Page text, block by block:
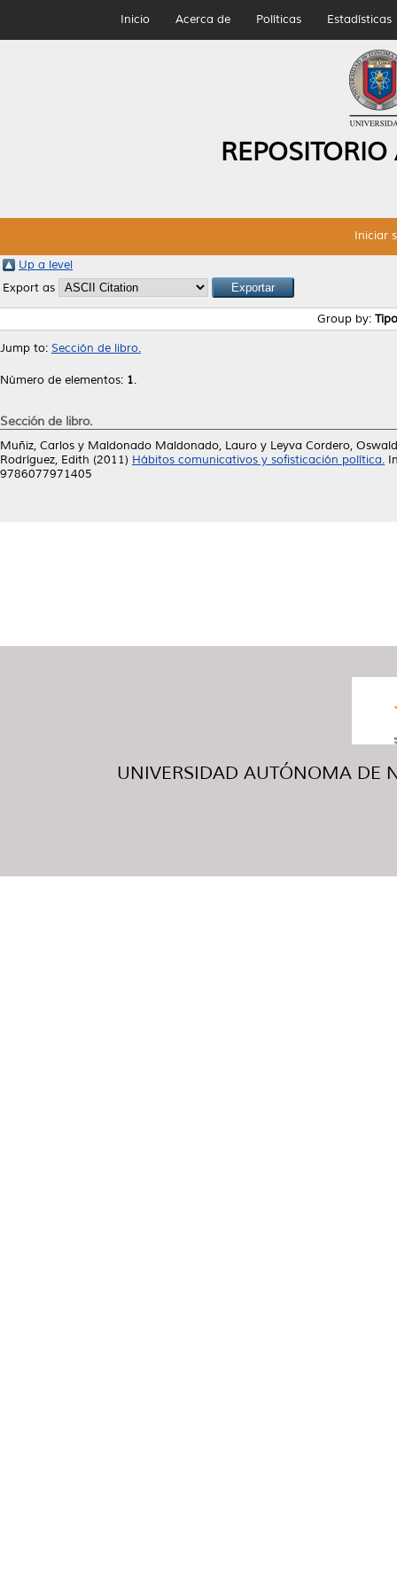
Inicio Acerca de Políticas Estadísticas
Iniciar
Up a level
Export as
Group by:
Jump to: Sección de libro.
Número de elementos: 1.
Sección de libro.
Muñiz, Carlos y Maldonado Maldonado, Lauro y Leyva Cordero,
Rodríguez, Edith (2011) Hábitos comunicativos y sofisticación política.
9786077971405
UNIVERSIDAD AUTÓNOMA DE